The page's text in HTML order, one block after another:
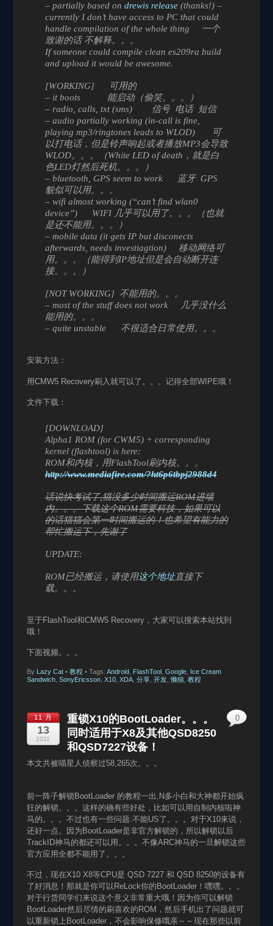
– partially based on drewis release(thanks!) –
currently I don’t have access to PC that could
handle compilation of the whole thing 一个
致谢的话 不解释。。。
If someone could compile clean es209ra build
and upload it would be awesome.
[WORKING] 可用的
– it boots 能启动（偷笑。。。）
– radio, calls, txt (sms) 信号 电话 短信
– audio partially working (in-call is fine,
playing mp3/ringtones leads to WLOD) 可
以打电话，但是铃声响起或者播放MP3会导致
WLOD。。。（White LED of death，就是白
色LED灯然后死机。。。）
– bluetooth, GPS seem to work 蓝牙 GPS
貌似可以用。。。
– wifi almost working (“can’t find wlan0
device”) WIFI 几乎可以用了。。。（也就
是还不能用。。。）
– mobile data (it gets IP but disconects
afterwards, needs investiagtion) 移动网络可
用。。。（能得到IP地址但是会自动断开连
接。。。）
[NOT WORKING] 不能用的。。。
– most of the stuff does not work 几乎没什么
能用的。。。
– quite unstable 不很适合日常使用。。。
安装方法：
用CMW5 Recovery刷入就可以了。。。记得全部WIPE哦！
文件下载：
[DOWNLOAD]
Alpha1 ROM (for CWM5) + corresponding
kernel (flashtool) is here:
ROM和内核，用FlashTool刷内核。。。
http://www.mediafire.com/?ht6p6tbpj2988d4
话说快考试了,猫没多少时间搬运ROM进墙
内。。。下载这个ROM需要科技，如果可以
的话猫猫会第一时间搬运的！也希望有能力的
帮忙搬运下，先谢了
UPDATE:
ROM已经搬运，请使用这个地址直接下
载。。。
至于FlashTool和CMW5 Recovery，大家可以搜索本站找到
哦！
下面视频。。。
By Lazy Cat• 教程 • Tags: Android, FlashTool, Google, Ice Cream
Sandwich, SonyEricsson, X10, XDA, 分享, 开发, 懒猫, 教程
11 月
13
2011
重锁X10的BootLoader。。。
同时适用于X8及其他QSD8250
和QSD7227设备！
本文共被喵星人侦察过58,265次。。。
前一阵子解锁BootLoader 的教程一出,N多小白和大神都开始疯
狂的解锁。。。这样的确有些好处，比如可以用自制内核啦神
马的。。。不过也有一些问题:不能US了。。。对于X10来说，
还好一点。因为BootLoader是非官方解锁的，所以解锁以后
TrackID神马的都还可以用。。。不像ARC神马的一旦解锁这些
官方应用全都不能用了。。。
不过，现在X10 X8等CPU是 QSD 7227 和 QSD 8250的设备有
了好消息！那就是你可以ReLock你的BootLoader！嘿嘿。。。
对于行货同学们来说这个意义非常重大哦！因为你可以解锁
BootLoader然后尽情的刷喜欢的ROM，然后手机出了问题就可
以重新锁上BootLoader，不会影响保修哦亲～～现在那些以前
0